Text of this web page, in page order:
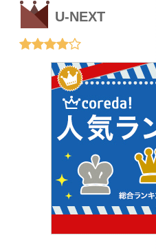
U-NEXT